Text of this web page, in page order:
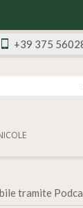
+39 375
tramite